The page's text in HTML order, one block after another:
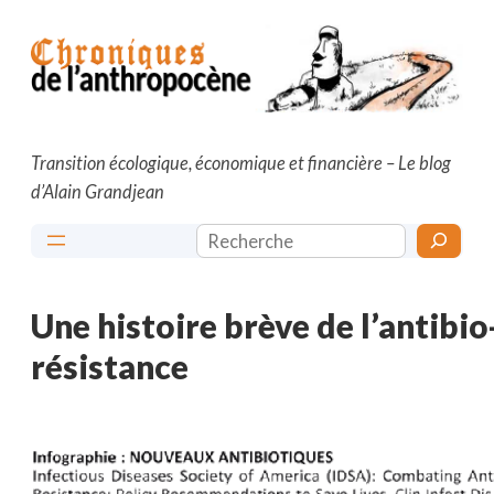
contenu
Transition écologique, économique et financière – Le blog
d’Alain Grandjean
Rechercher
Une histoire brève de
résistance